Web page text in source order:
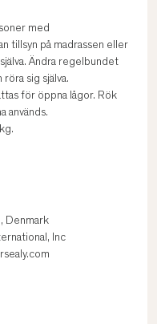
med
tillsyn på madrassen eller
Ändra regelbundet
sig själva.
för öppna lågor. Rök
används.
Denmark
Inc